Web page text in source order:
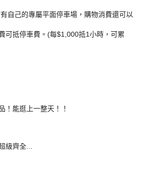
自己的專屬平面停車場，購物消費還可以
可抵停車費。(每$1,000抵1小時，可累
！能逛上一整天！！
級齊全...